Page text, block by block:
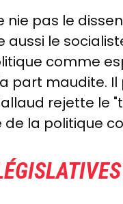
nie pas le
aussi le
comme
part maudite. Il
rejette le
la politique